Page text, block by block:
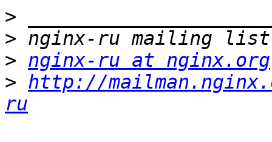
>
>
> nginx-ru at nginx.org
> http://
ru